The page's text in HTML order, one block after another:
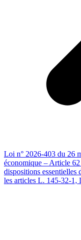
Loi n° 2026-403 du 26
économique – Article
dispositions essentielles
les articles L. 145-32-1,